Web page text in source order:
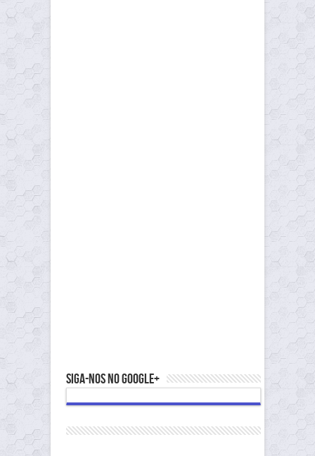
Siga-nos no Google+